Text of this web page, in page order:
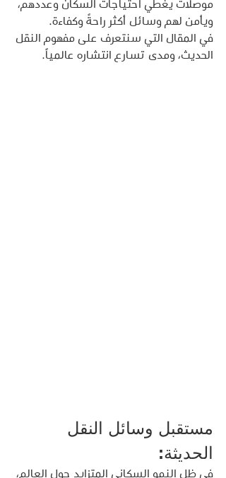
موصلات يغطي احتياجات السكان وعددهم،
ويأمن لهم وسائل أكثر راحةً وكفاءة.
في المقال التي سنتعرف على مفهوم النقل
الحديث، ومدى تسارع انتشاره عالمياً.
مستقبل وسائل النقل
الحديثة:
في ظل النمو السكاني المتزايد حول العالم،